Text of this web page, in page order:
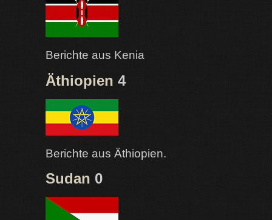
Berichte aus Kenia
Äthiopien 4
Berichte aus Äthiopien.
Sudan 0